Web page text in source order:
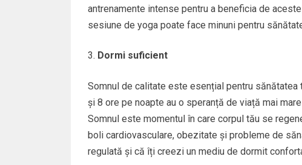
antrenamente intense pentru a beneficia de
sesiune de yoga poate face minuni pentru
Dormi suficient
Somnul de calitate este esențial pentru
și 8 ore pe noapte au o speranță de viață mai
Somnul este momentul în care corpul tău se
boli cardiovasculare, obezitate și probleme de
regulată și că îți creezi un mediu de dormit